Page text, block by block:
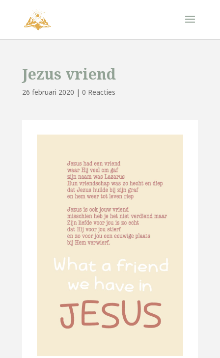
Jezus vriend
26 februari 2020 | 0 Reacties